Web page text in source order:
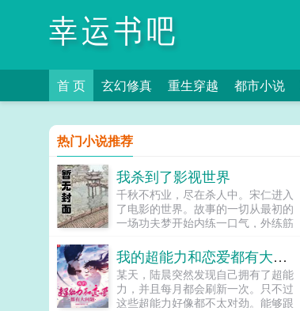
幸运书吧
首 页 玄幻修真 重生穿越 都市小说
热门小说推荐
我杀到了影视世界
千秋不朽业，尽在杀人中。宋仁进入
了电影的世界。故事的一切从最初的
一场功夫梦开始内练一口气，外练筋
在下。没错，我是一个好人，反正我
是这么觉得的。...
我的超能力和恋爱都有大问题
某天，陆晨突然发现自己拥有了超能
力，并且每月都会刷新一次。只不过
这些超能力好像都不太对劲。能够跟